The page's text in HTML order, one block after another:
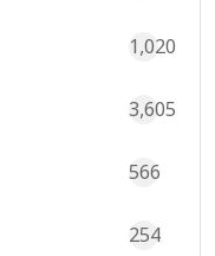
1,020
3,605
566
254